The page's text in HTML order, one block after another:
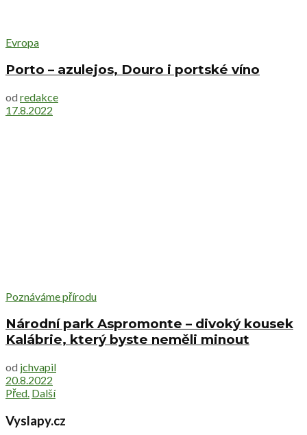
Evropa
Porto – azulejos, Douro i portské víno
od redakce
17.8.2022
Poznáváme přírodu
Národní park Aspromonte – divoký kousek
Kalábrie, který byste neměli minout
od jchvapil
20.8.2022
Před. Další
Vyslapy.cz